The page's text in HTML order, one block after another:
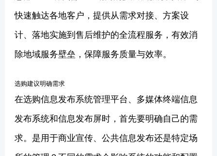
快速触达各地客户，提供从需求对接、方案设
计、落地实施到售后维护的全流程服务，有效消
除地域服务壁垒，保障服务质量与效率。
选购建议明确需求
在选购信息发布系统管理平台、多媒体终端信息
发布系统和信息发布屏时，首先要明确自己的需
求。是用于商业宣传、公共信息发布还是特定场